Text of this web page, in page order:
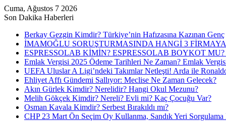
Cuma, Ağustos 7 2026
Son Dakika Haberleri
Berkay Gezgin Kimdir? Türkiye’nin Hafızasına Kazınan Genç
İMAMOĞLU SORUŞTURMASINDA HANGİ 3
ESPRESSOLAB KİMİN? ESPRESSOLAB BOYKOT
Emlak Vergisi 2025 Ödeme Tarihleri Ne Zaman? Emlak
UEFA Uluslar A Ligi’ndeki Takımlar Netleşti! Arda ile
Ehliyet Affı Gündemi Sallıyor: Meclise Ne Zaman Gelecek?
Akın Gürlek Kimdir? Nerelidir? Hangi Okul Mezunu?
Melih Gökçek Kimdir? Nereli? Evli mi? Kaç Çocuğu Var?
Osman Kavala Kimdir? Serbest Bırakıldı mı?
CHP 23 Mart Ön Seçim Oy Kullanma, Sandık Yeri Sorgulama